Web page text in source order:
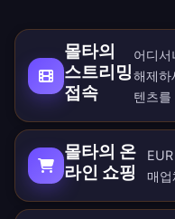
몰타의
스트리밍
접속
어디
해제하
텐츠를
몰타의 온
라인 쇼핑
매